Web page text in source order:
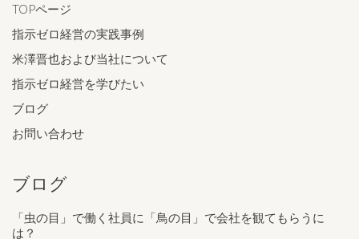
TOPページ
指示ゼロ経営の実践事例
米澤晋也および当社について
指示ゼロ経営を学びたい
ブログ
お問い合わせ
ブログ
「虫の目」で働く社員に「鳥の目」で会社を観てもらうに
は？